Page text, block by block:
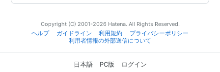
Copyright (C) 2001-2026 Hatena. All Rights Reserved.
ヘルプ
ガイドライン 利用規約
プライバシーポリシー
利用者情報の外部送信について
日本語 PC版 ログイン